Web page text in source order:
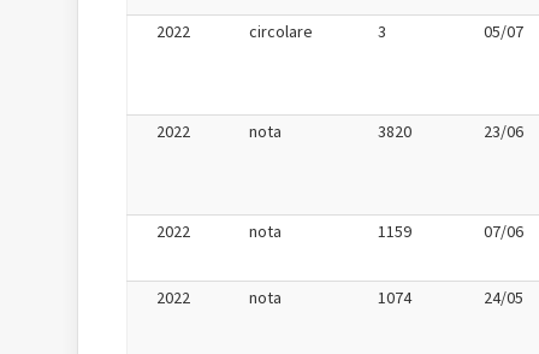
2022 circolare 3 05/07
2022 nota 3820 23/06
2022 nota 1159 07/06
2022 nota 1074 24/05